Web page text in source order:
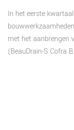
In het eerste
met het aanbrengen
(BeauDrain-S Cofra